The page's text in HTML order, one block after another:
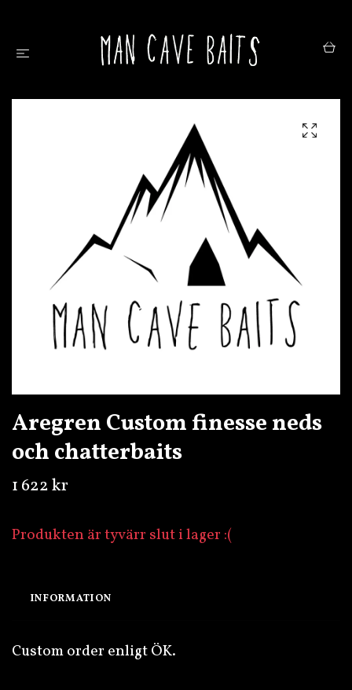
Aregren Custom finesse neds
och chatterbaits
1 622 kr
Produkten är tyvärr slut i lager :(
INFORMATION
Custom order enligt ÖK.